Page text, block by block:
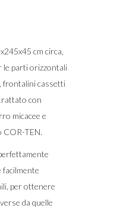
cm circa,
le parti orizzontali
frontalini cassetti
con
micacee e
COR-TEN.
facilmente
per ottenere
da quelle